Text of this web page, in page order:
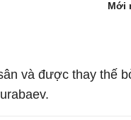
Mới
và được thay thế